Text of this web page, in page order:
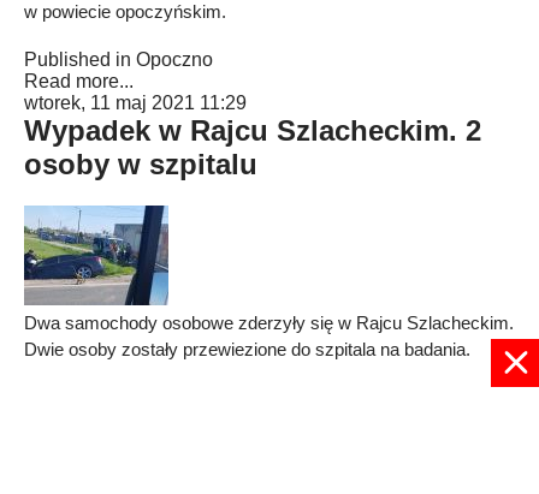
w powiecie opoczyńskim.
Published in Opoczno
Read more...
wtorek, 11 maj 2021 11:29
Wypadek w Rajcu Szlacheckim. 2
osoby w szpitalu
Dwa samochody osobowe zderzyły się w Rajcu Szlacheckim.
Dwie osoby zostały przewiezione do szpitala na badania.